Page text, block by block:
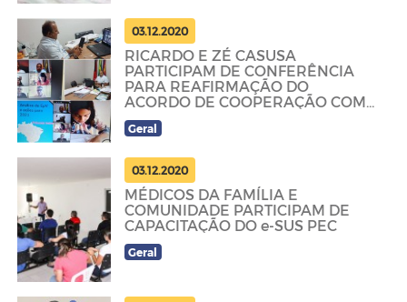
03.12.2020
RICARDO E ZÉ CASUSA
PARTICIPAM DE CONFERÊNCIA
PARA REAFIRMAÇÃO DO
ACORDO DE COOPERAÇÃO COM
A FUNDAÇÃO LEMANN
Geral
03.12.2020
MÉDICOS DA FAMÍLIA E
COMUNIDADE PARTICIPAM DE
CAPACITAÇÃO DO e-SUS PEC
Geral